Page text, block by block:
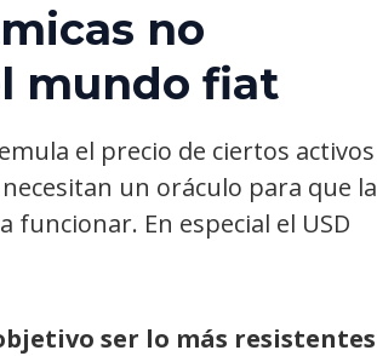
no
mundo fiat
el precio de ciertos activos
un oráculo para que la
funcionar. En especial el USD
ser lo más resistentes